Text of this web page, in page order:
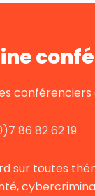
conférenciers
86 82 62 19
sur toutes